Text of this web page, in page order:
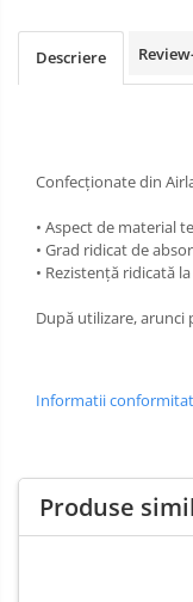
CULORI UNI
Cu IMPRIMEU
CUMPARA LA BAX -
DECORURI DE MASA
DECOR ALB & IVORY
DECOR VERDE
DECOR ALBASTRU
DECOR ARGINTIU &
DECOR BRONZ
Descriere
Confecționate din
• Aspect de material
• Grad ridicat de
• Rezistență ridicată
După utilizare, arunci
Informatii
Produse